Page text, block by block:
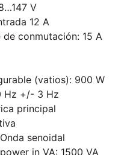
V
12 A
conmutación: 15 A
(vatios): 900 W
Hz +/- 3 Hz
principal
senoidal
in VA: 1500 VA